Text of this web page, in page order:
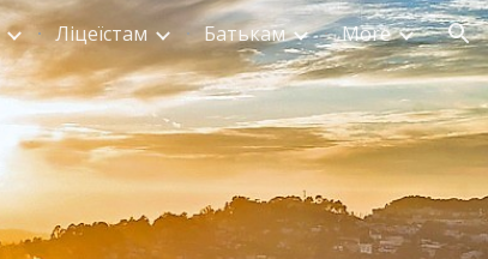
Ліцеїстам Батькам More